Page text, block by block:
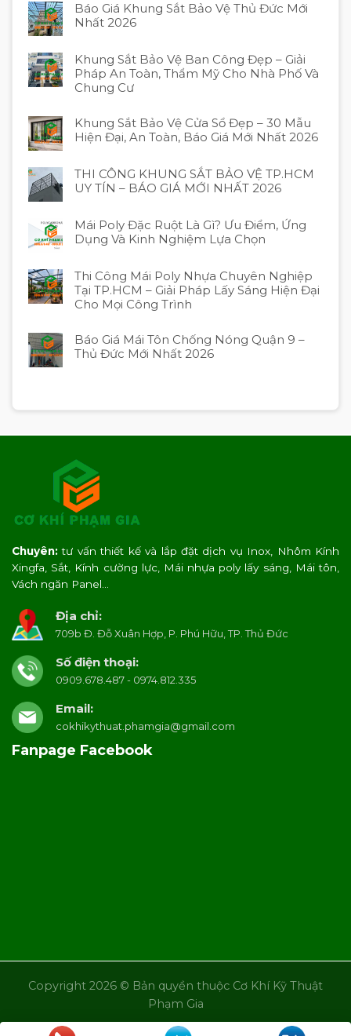
Báo Giá Khung Sắt Bảo Vệ Thủ Đức Mới
Nhất 2026
Khung Sắt Bảo Vệ Ban Công Đẹp – Giải
Pháp An Toàn, Thẩm Mỹ Cho Nhà Phố Và
Chung Cư
Khung Sắt Bảo Vệ Cửa Sổ Đẹp – 30 Mẫu
Hiện Đại, An Toàn, Báo Giá Mới Nhất 2026
THI CÔNG KHUNG SẮT BẢO VỆ TP.HCM
UY TÍN – BÁO GIÁ MỚI NHẤT 2026
Mái Poly Đặc Ruột Là Gì? Ưu Điểm, Ứng
Dụng Và Kinh Nghiệm Lựa Chọn
Thi Công Mái Poly Nhựa Chuyên Nghiệp
Tại TP.HCM – Giải Pháp Lấy Sáng Hiện Đại
Cho Mọi Công Trình
Báo Giá Mái Tôn Chống Nóng Quận 9 –
Thủ Đức Mới Nhất 2026
Chuyên:tư vấn thiết kế và lắp đặt dịch vụ Inox, Nhôm Kính
Xingfa, Sắt, Kính cường lực, Mái nhựa poly lấy sáng, Mái tôn,
Vách ngăn Panel…
Địa chỉ:
709b Đ. Đỗ Xuân Hợp, P. Phú Hữu, TP. Thủ Đức
Số điện thoại:
0909.678.487 - 0974.812.335
Email:
cokhikythuat.phamgia@gmail.com
Fanpage Facebook
Copyright 2026 © Bản quyền thuộc Cơ Khí Kỹ Thuật
Phạm Gia